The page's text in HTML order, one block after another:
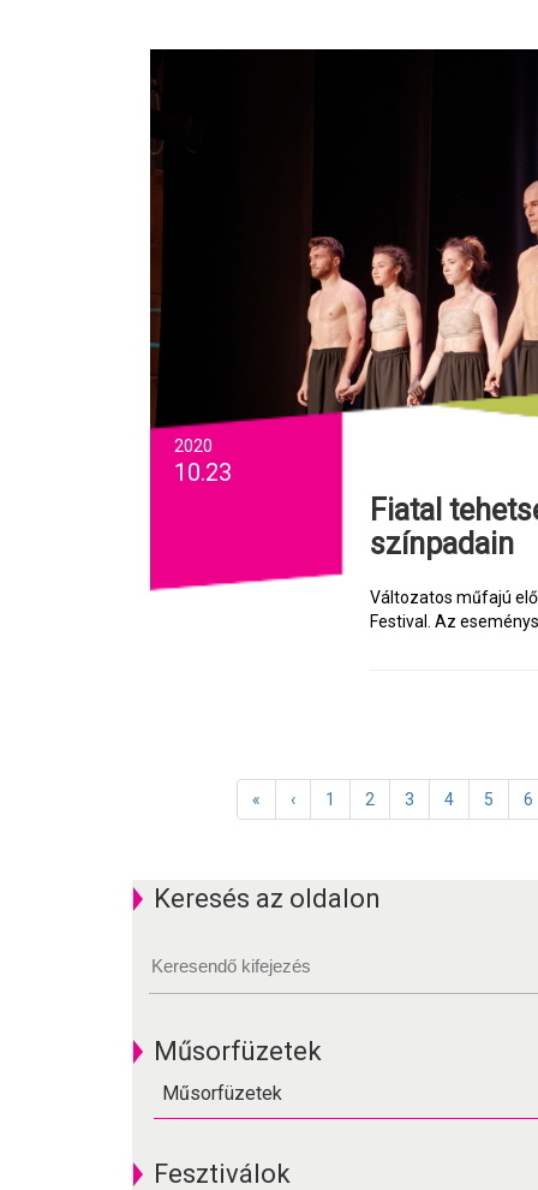
2020
10.23
Fiatal tehetségek az Infinite Dance Festival
színpadain
Változatos műfajú
Festival. Az
« ‹ 1 2 3 4 5 6
Keresés az oldalon
Műsorfüzetek
Műsorfüzetek
Fesztiválok